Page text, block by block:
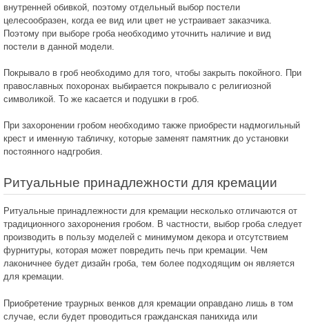
внутренней обивкой, поэтому отдельный выбор постели
целесообразен, когда ее вид или цвет не устраивает заказчика.
Поэтому при выборе гроба необходимо уточнить наличие и вид
постели в данной модели.
Покрывало в гроб необходимо для того, чтобы закрыть покойного. При
православных похоронах выбирается покрывало с религиозной
символикой. То же касается и подушки в гроб.
При захоронении гробом необходимо также приобрести надмогильный
крест и именную табличку, которые заменят памятник до установки
постоянного надгробия.
Ритуальные принадлежности для кремации
Ритуальные принадлежности для кремации несколько отличаются от
традиционного захоронения гробом. В частности, выбор гроба следует
производить в пользу моделей с минимумом декора и отсутствием
фурнитуры, которая может повредить печь при кремации. Чем
лаконичнее будет дизайн гроба, тем более подходящим он является
для кремации.
Приобретение траурных венков для кремации оправдано лишь в том
случае, если будет проводиться гражданская панихида или